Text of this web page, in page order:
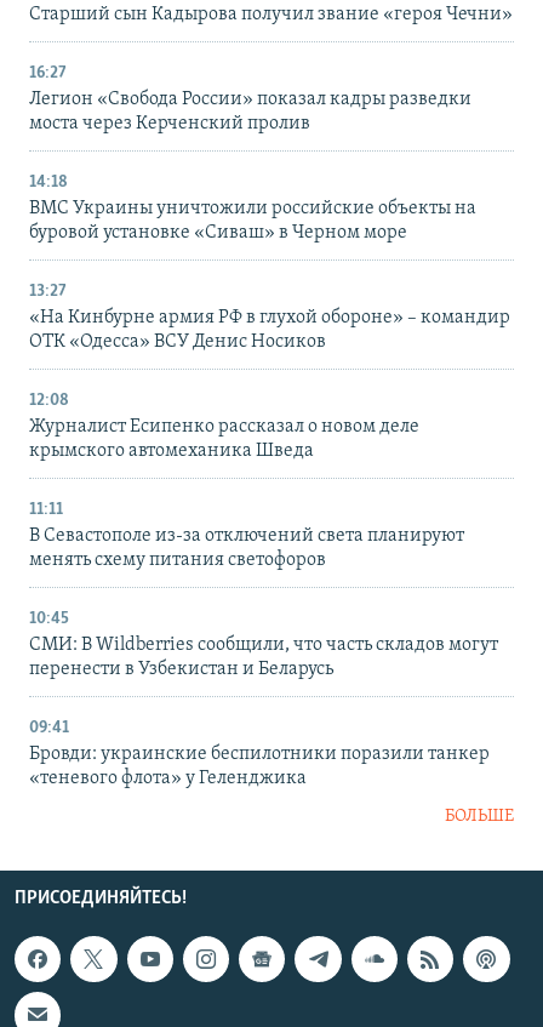
Старший сын Кадырова получил звание «героя Чечни»
16:27
Легион «Свобода России» показал кадры разведки
моста через Керченский пролив
14:18
ВМС Украины уничтожили российские объекты на
буровой установке «Сиваш» в Черном море
13:27
«На Кинбурне армия РФ в глухой обороне» – командир
ОТК «Одесса» ВСУ Денис Носиков
12:08
Журналист Есипенко рассказал о новом деле
крымского автомеханика Шведа
11:11
В Севастополе из-за отключений света планируют
менять схему питания светофоров
10:45
СМИ: В Wildberries сообщили, что часть складов могут
перенести в Узбекистан и Беларусь
09:41
Бровди: украинские беспилотники поразили танкер
«теневого флота» у Геленджика
БОЛЬШЕ
ПРИСОЕДИНЯЙТЕСЬ!